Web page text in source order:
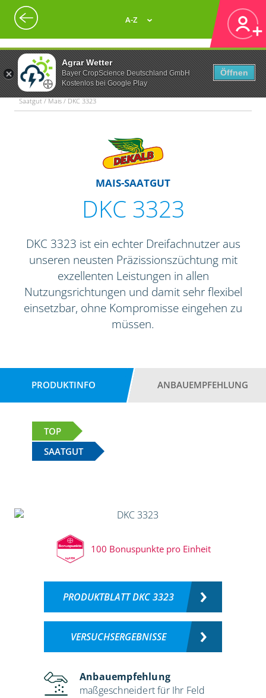
Agrar Wetter
Bayer CropScience Deutschland GmbH
Kostenlos bei Google Play
Öffnen
A-Z
Saatgut / Mais / DKC 3323
MAIS-SAATGUT
DKC 3323
DKC 3323 ist ein echter Dreifachnutzer aus
unseren neusten Präzissionszüchtung mit
exzellenten Leistungen in allen
Nutzungsrichtungen und damit sehr flexibel
einsetzbar, ohne Kompromisse eingehen zu
müssen.
PRODUKTINFO ANBAUEMPFEHLUNG
TOP
SAATGUT
100 Bonuspunkte pro Einheit
PRODUKTBLATT DKC 3323
VERSUCHSERGEBNISSE
Anbauempfehlung
maßgeschneidert für Ihr Feld